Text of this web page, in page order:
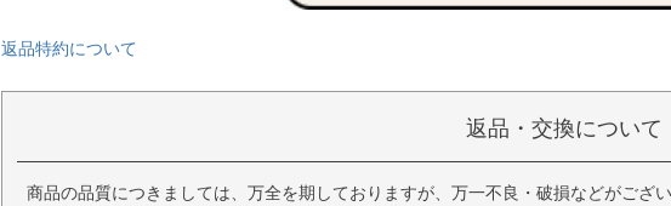
返品特約について
返品・交換について
商品の品質につきましては、万全を期しておりますが、万一不良・破損などがござ